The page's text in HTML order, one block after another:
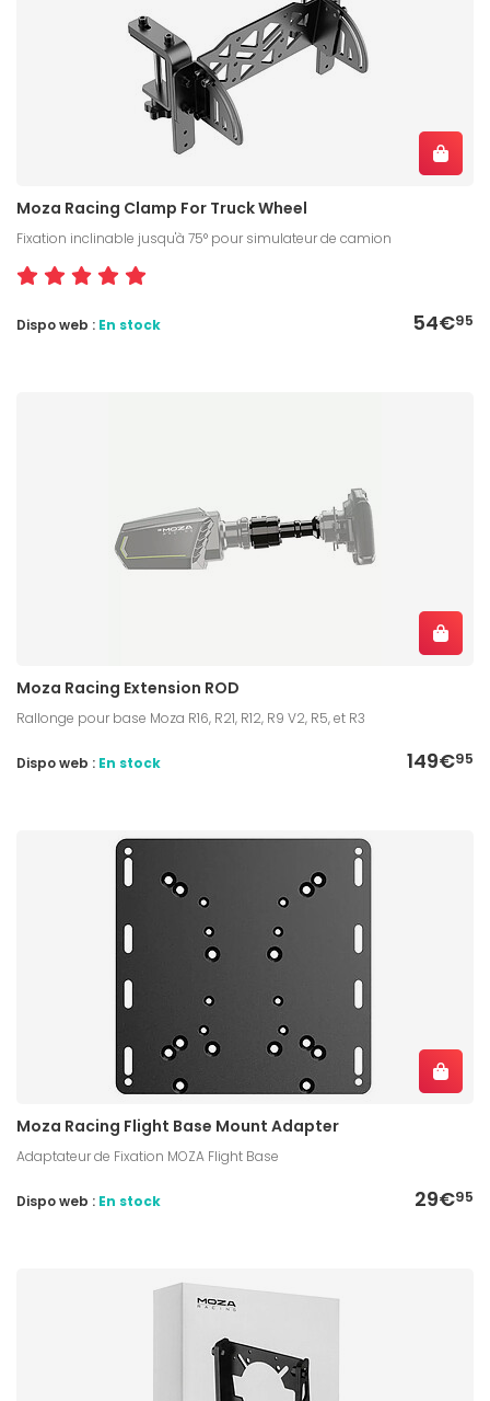
Moza Racing Clamp For Truck Wheel
Fixation inclinable jusqu'à 75° pour simulateur de camion
54€95
Dispo web : En stock
Moza Racing Extension ROD
Rallonge pour base Moza R16, R21, R12, R9 V2, R5, et R3
149€95
Dispo web : En stock
Moza Racing Flight Base Mount Adapter
Adaptateur de Fixation MOZA Flight Base
29€95
Dispo web : En stock